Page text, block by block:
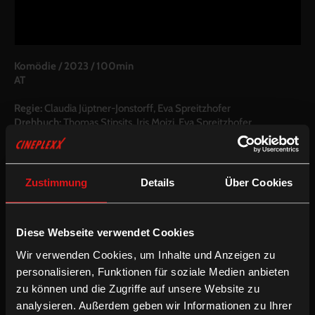
Zustimmung Details Über Cookies
Diese Webseite verwendet Cookies
Wir verwenden Cookies, um Inhalte und Anzeigen zu
personalisieren, Funktionen für soziale Medien anbieten
zu können und die Zugriffe auf unsere Website zu
analysieren. Außerdem geben wir Informationen zu Ihrer
Komödie / 2023 / 100min
AT
Regie: Claudia Jüptner-Jonstorff, Eva Spreitzhofer
Drehbuch:Thomas Stipsits, Iris Moizi, Eva Spreitzhofer
Andreas Löv, Eva Testor
Schnitt:Birgit Alava Ordoñez, Claudia Linzer
Besetzung:Thomas Stipsits, Claudia Kottal, Katharina Straßer,
Erwin Steinhauer, Mona Seefried, u. a.
Fassung:
Hörgeschädigte)
Weitere Filme von Eva Spreitzhofer:Unter Blinden&Womit
haben wir das verdient?
Magazin:Interview&Kuratierungvon Thomas Stipsits